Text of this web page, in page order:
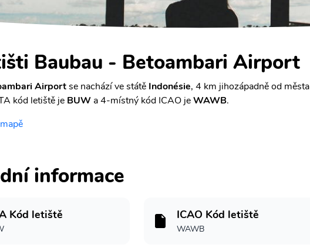
Baubau - Betoambari Airport
Airportse nachází ve státě Indonésie, 4 km jihozápadně od města
kód letiště je BUW a 4-místný kód ICAO jeWAWB.
informace
Kód letiště ICAO Kód letiště
WAWB